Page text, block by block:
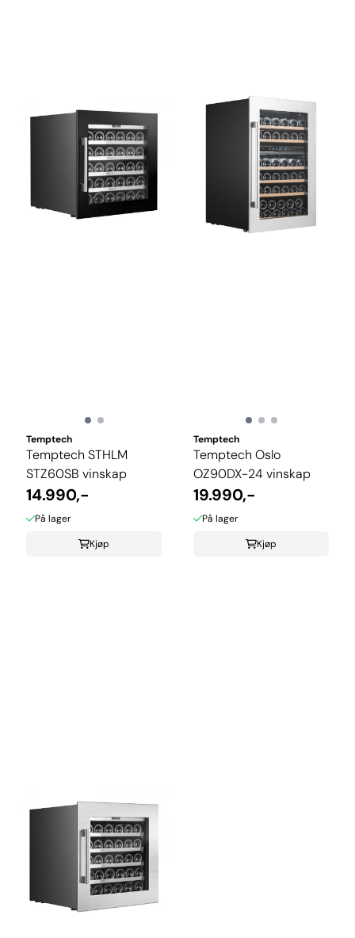
Temptech
Temptech STHLM
STZ60SB vinskap
14.990,-
På lager
Kjøp
Temptech
Temptech Oslo
OZ90DX-24 vinskap
19.990,-
På lager
Kjøp